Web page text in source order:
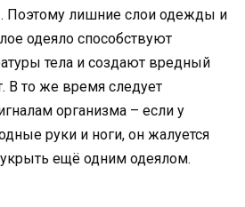
лишние слои одежды и
одеяло способствуют
тела и создают вредный
В то же время следует
организма – если у
руки и ноги, он жалуется
ещё одним одеялом.